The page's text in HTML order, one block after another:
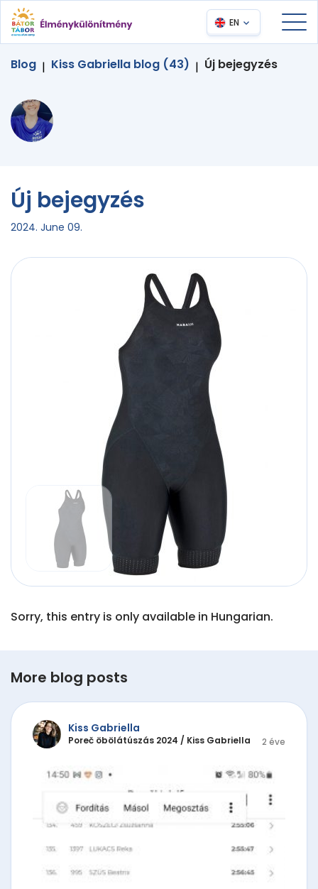
EN
Blog | Kiss Gabriella blog (43) | Új bejegyzés
Új bejegyzés
2024. June 09.
Sorry, this entry is only available in Hungarian.
More blog posts
Kiss Gabriella
Poreč öbölátúszás 2024 / Kiss Gabriella 2 éve